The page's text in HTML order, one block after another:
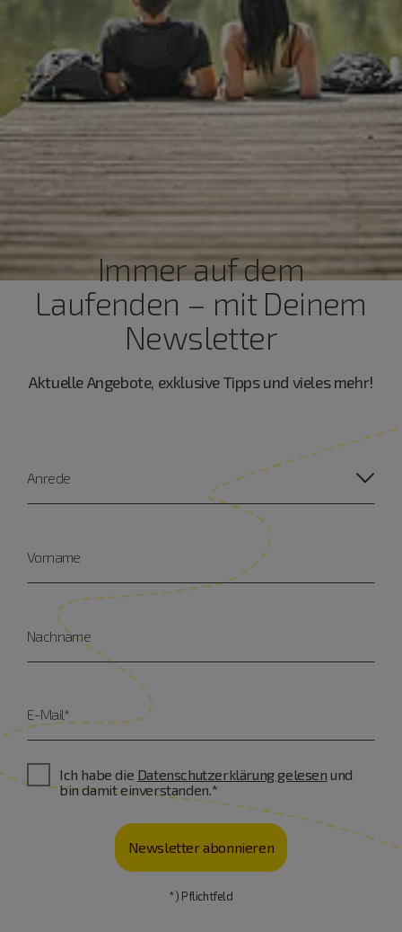
Immer auf dem
Laufenden – mit Deinem
Newsletter
Aktuelle Angebote, exklusive Tipps und vieles mehr!
Anrede
Vorname
Nachname
E-Mail*
Ich habe die Datenschutzerklärung gelesen und
bin damit einverstanden.*
Newsletter abonnieren
*) Pflichtfeld